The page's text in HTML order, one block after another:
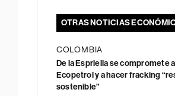
OTRAS NOTICIAS
COLOMBIA
De la Espriella se compromete
Ecopetrol y a hacer fracking
sostenible”